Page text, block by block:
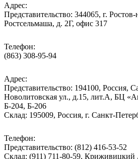
Адрес:
Представительство: 344065, г.
Ростсельмаша, д. 2Г, офис 317
Телефон:
(863) 308-95-94
Адрес:
Представительство: 194100, Россия,
Новолитовская ул., д.15, лит.А, БЦ
Б-204, Б-206
Склад: 195009, Россия, г. Санкт-
Телефон:
Представительство: (812) 416-53-52
Склад: (911) 711-80-59, Криживицкий